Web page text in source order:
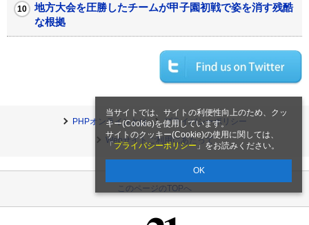
当サイトでは、サイトの利便性向上のため、クッ
キー(Cookie)を使用しています。
サイトのクッキー(Cookie)の使用に関しては、
「 プライバシーポリシー 」をお読みください。
OK
地方大会を圧勝したチームが甲子園初戦で姿を消す残酷
な根拠
PHPオンラインとは
プライバシーポリシー
Webサイトご利用にあたって
このページのTOPへ